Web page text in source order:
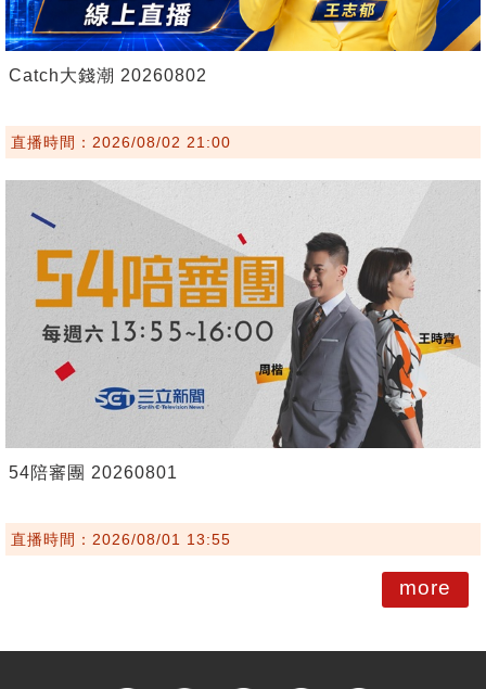
Catch大錢潮 20260802
直播時間：2026/08/02 21:00
54陪審團 20260801
直播時間：2026/08/01 13:55
more